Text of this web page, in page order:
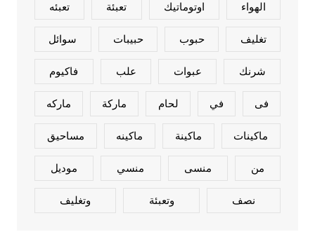
الهواء اوتوماتيك تعبئة تعبئه
تغليف حبوب حبيبات سوائل
شرنك عبوات علب فاكيوم
فى في لحام ماركة ماركه
ماكينات ماكينة ماكينه مساحيق
من منسى منسي موديل
نصف وتعبئة وتغليف